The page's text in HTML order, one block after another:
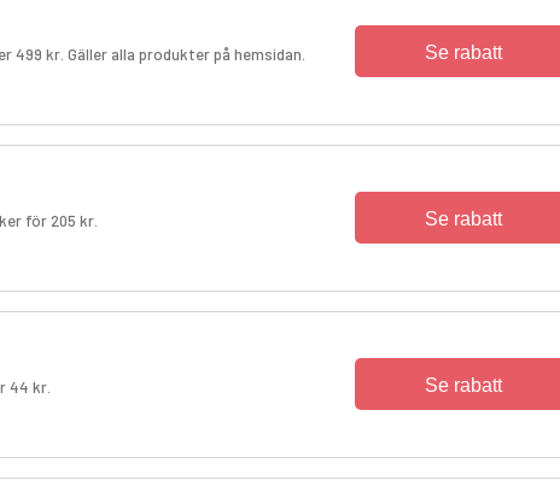
kr. Gäller alla produkter på hemsidan. Se rabatt
för 205 kr. Se rabatt
44 kr. Se rabatt